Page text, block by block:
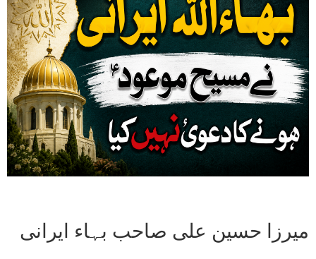
میرزا حسین علی صاحب بہاء ایرانی